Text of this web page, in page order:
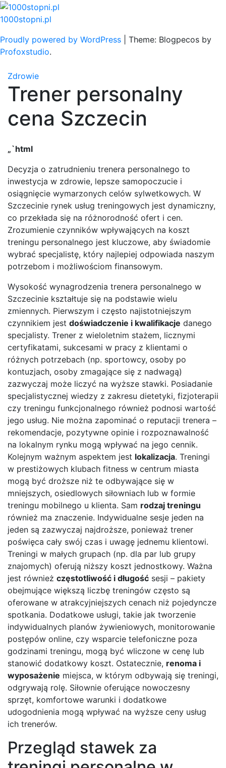
Skip
to
1000stopni.pl
Proudly powered by WordPress
Theme: Blogpecos by
Profoxstudio.
Zdrowie
Trener personalny
cena Szczecin
„`html
Decyzja o zatrudnieniu trenera personalnego to
inwestycja w zdrowie, lepsze samopoczucie i
osiągnięcie wymarzonych celów sylwetkowych. W
Szczecinie rynek usług treningowych jest dynamiczny,
co przekłada się na różnorodność ofert i cen.
Zrozumienie czynników wpływających na koszt
treningu personalnego jest kluczowe, aby świadomie
wybrać specjalistę, który najlepiej odpowiada naszym
potrzebom i możliwościom finansowym.
Wysokość wynagrodzenia trenera personalnego w
Szczecinie kształtuje się na podstawie wielu
zmiennych. Pierwszym i często najistotniejszym
czynnikiem jest doświadczenie i kwalifikacje danego
specjalisty. Trener z wieloletnim stażem, licznymi
certyfikatami, sukcesami w pracy z klientami o
różnych potrzebach (np. sportowcy, osoby po
kontuzjach, osoby zmagające się z nadwagą)
zazwyczaj może liczyć na wyższe stawki. Posiadanie
specjalistycznej wiedzy z zakresu dietetyki, fizjoterapii
czy treningu funkcjonalnego również podnosi wartość
jego usług. Nie można zapominać o reputacji trenera –
rekomendacje, pozytywne opinie i rozpoznawalność
na lokalnym rynku mogą wpływać na jego cennik.
Kolejnym ważnym aspektem jest lokalizacja. Treningi
w prestiżowych klubach fitness w centrum miasta
mogą być droższe niż te odbywające się w
mniejszych, osiedlowych siłowniach lub w formie
treningu mobilnego u klienta. Sam rodzaj treningu
również ma znaczenie. Indywidualne sesje jeden na
jeden są zazwyczaj najdroższe, ponieważ trener
poświęca cały swój czas i uwagę jednemu klientowi.
Treningi w małych grupach (np. dla par lub grupy
znajomych) oferują niższy koszt jednostkowy. Ważna
jest również częstotliwość i długość sesji – pakiety
obejmujące większą liczbę treningów często są
oferowane w atrakcyjniejszych cenach niż pojedyncze
spotkania. Dodatkowe usługi, takie jak tworzenie
indywidualnych planów żywieniowych, monitorowanie
postępów online, czy wsparcie telefoniczne poza
godzinami treningu, mogą być wliczone w cenę lub
stanowić dodatkowy koszt. Ostatecznie, renoma i
wyposażenie miejsca, w którym odbywają się treningi,
odgrywają rolę. Siłownie oferujące nowoczesny
sprzęt, komfortowe warunki i dodatkowe
udogodnienia mogą wpływać na wyższe ceny usług
ich trenerów.
Przegląd stawek za